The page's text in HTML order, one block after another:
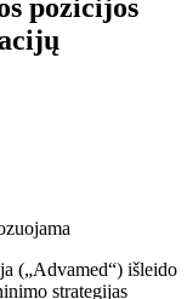
pozicijos
(„Advamed“) išleido
strategijas